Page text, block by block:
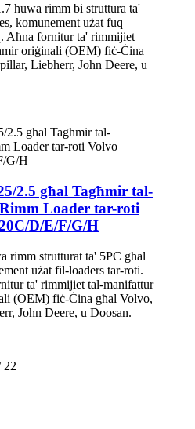
huwa rimm bi struttura ta'
komunement użat fuq
Aħna fornitur ta' rimmijiet
oriġinali (OEM) fiċ-Ċina
Liebherr, John Deere, u
2.5 għal Tagħmir tal-
Loader tar-roti
D/E/F/G/H
rimm strutturat ta' 5PC għal
użat fil-loaders tar-roti.
ta' rimmijiet tal-manifattur
(OEM) fiċ-Ċina għal Volvo,
John Deere, u Doosan.
22